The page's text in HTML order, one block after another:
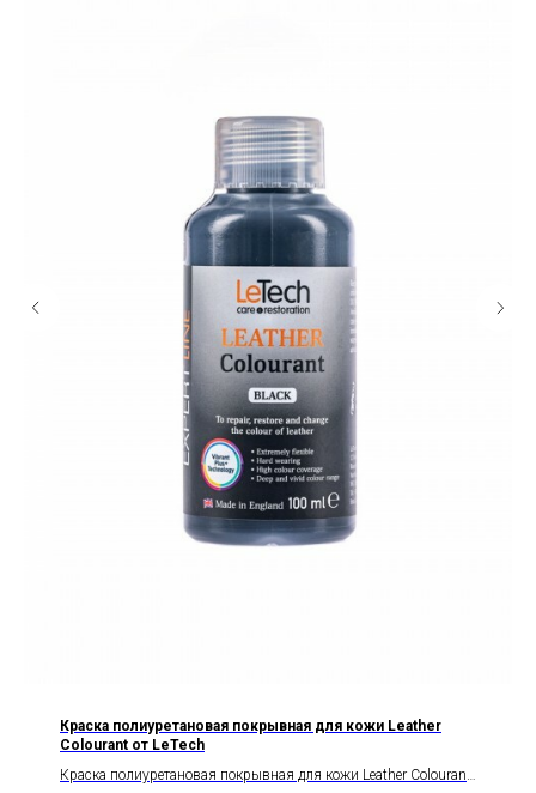
Краска полиуретановая покрывная для кожи Leather
Colourant от LeTech
Краска полиуретановая покрывная для кожи Leather Colourant